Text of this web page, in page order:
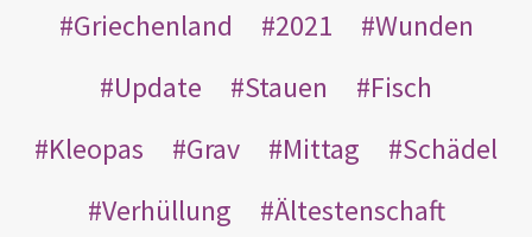
Griechenland
2021
Wunden
Update
Stauen
Fisch
Kleopas
Grav Mittag
Schädel
Verhüllung
Ältestenschaft